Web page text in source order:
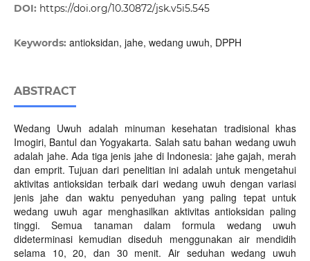
DOI: https://doi.org/10.30872/jsk.v5i5.545
Keywords: antioksidan, jahe, wedang uwuh, DPPH
ABSTRACT
Wedang Uwuh adalah minuman kesehatan tradisional khas
Imogiri, Bantul dan Yogyakarta. Salah satu bahan wedang uwuh
adalah jahe. Ada tiga jenis jahe di Indonesia: jahe gajah, merah
dan emprit. Tujuan dari penelitian ini adalah untuk mengetahui
aktivitas antioksidan terbaik dari wedang uwuh dengan variasi
jenis jahe dan waktu penyeduhan yang paling tepat untuk
wedang uwuh agar menghasilkan aktivitas antioksidan paling
tinggi. Semua tanaman dalam formula wedang uwuh
dideterminasi kemudian diseduh menggunakan air mendidih
selama 10, 20, dan 30 menit. Air seduhan wedang uwuh